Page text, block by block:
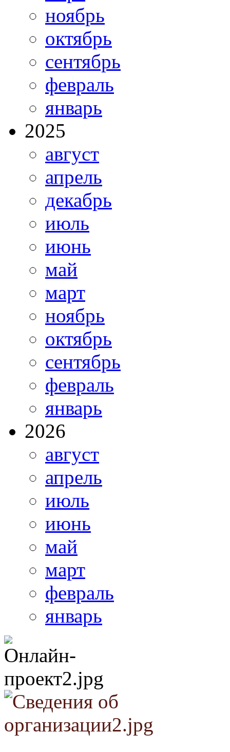
ноябрь
октябрь
сентябрь
февраль
январь
2025
август
апрель
декабрь
июль
июнь
май
март
ноябрь
октябрь
сентябрь
февраль
январь
2026
август
апрель
июль
июнь
май
март
февраль
январь